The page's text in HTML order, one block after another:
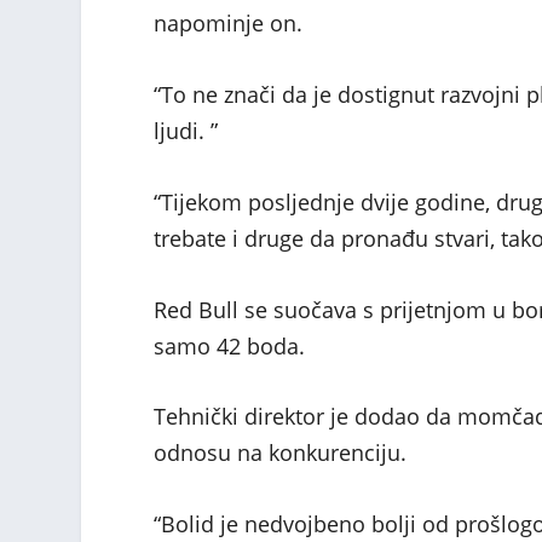
napominje on.
“To ne znači da je dostignut razvojni
ljudi. ”
“Tijekom posljednje dvije godine,
trebate i druge da pronađu stvari,
Red Bull se suočava s prijetnjom u
samo 42 boda.
Tehnički direktor je dodao da
odnosu na konkurenciju.
“Bolid je nedvojbeno bolji od